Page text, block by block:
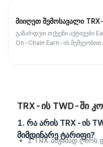
მიიღეთ შემოსავალი
გაზარდეთ თქვენი აქტივები
On-Chain Earn-ის მეშვეობით.
TRX-ის TWD-ში
1. რა არის TRX-ის TWD-თან გაცვლის
მიმდინარე ტარიფი?
1 TRX ამჟამად ღირს